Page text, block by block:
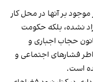
بر آنها در محل کار
نشده، بلکه حکومت
حجاب اجباری و
فشارهای اجتماعی و
است.